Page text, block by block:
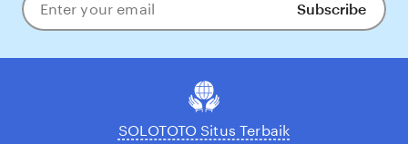
Enter
your
Subscribe
SOLOTOTO Situs Terbaik